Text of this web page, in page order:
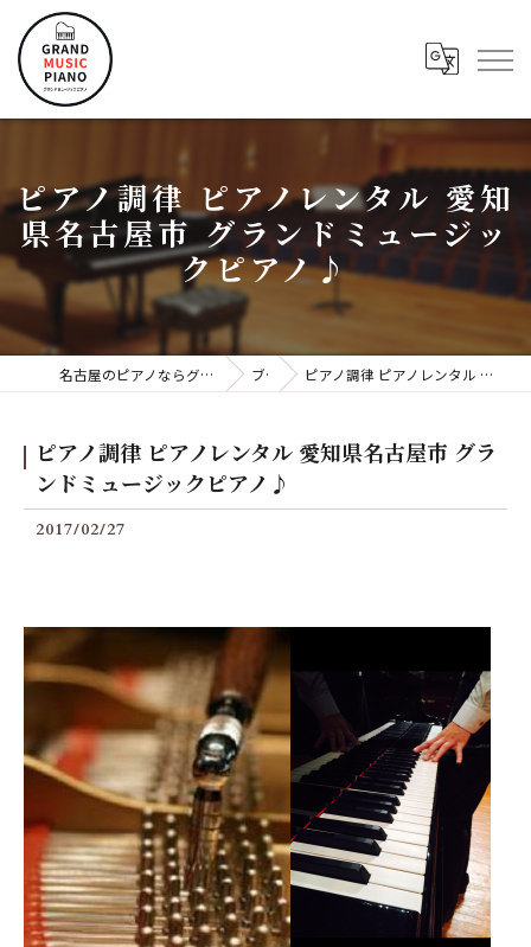
ピアノ調律 ピアノレンタル 愛知
県名古屋市 グランドミュージッ
クピアノ♪
名古屋のピアノならグランドミュージックピアノ株式会社 ブログ ピアノ調律 ピアノレンタル 愛知県名古屋市 グランドミュージックピアノ♪
ピアノ調律 ピアノレンタル 愛知県名古屋市 グラ
ンドミュージックピアノ♪
2017/02/27